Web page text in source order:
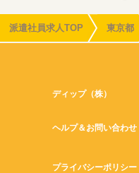
派遣社員求人TOP 東京都
ディップ（株）
ヘルプ＆お問い合わせ
プライバシーポリシー